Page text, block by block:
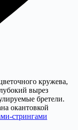
кружева,
вырез
бретели.
окантовкой
стрингами